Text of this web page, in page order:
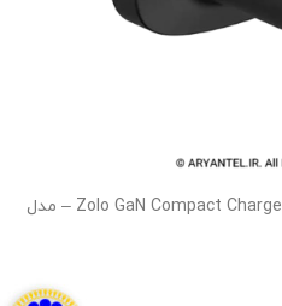
شارژر دیواری 30 وات انکر مدل Zolo GaN Compact Charger UK – مدل